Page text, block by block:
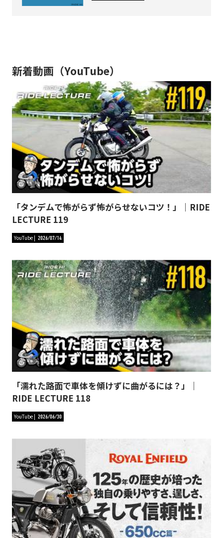
新着動画（YouTube）
「タンデムで怖がらず怖がらせないコツ！」｜RIDE
LECTURE 119
YouTube 2026/07/14
「濡れた路面で車体を傾けずに曲がるには？」｜
RIDE LECTURE 118
YouTube 2026/06/30